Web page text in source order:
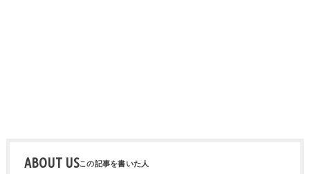
ABOUT US